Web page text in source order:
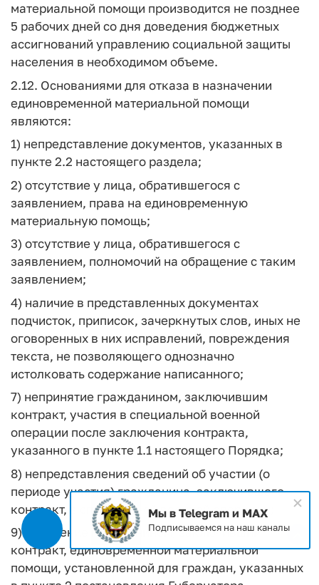
материальной помощи производится не позднее
5 рабочих дней со дня доведения бюджетных
ассигнований управлению социальной защиты
населения в необходимом объеме.
2.12. Основаниями для отказа в назначении
единовременной материальной помощи
являются:
1) непредставление документов, указанных в
пункте 2.2 настоящего раздела;
2) отсутствие у лица, обратившегося с
заявлением, права на единовременную
материальную помощь;
3) отсутствие у лица, обратившегося с
заявлением, полномочий на обращение с таким
заявлением;
4) наличие в представленных документах
подчисток, приписок, зачеркнутых слов, иных не
оговоренных в них исправлений, повреждения
текста, не позволяющего однозначно
истолковать содержание написанного;
7) непринятие гражданином, заключившим
контракт, участия в специальной военной
операции после заключения контракта,
указанного в пункте 1.1 настоящего Порядка;
8) непредставления сведений об участии (о
периоде участия) гражданина, заключившего
контракт, в специальной военной операции;
9) получение гражданином, заключившим
контракт, единовременной материальной
помощи, установленной для граждан, указанных
Мы в Telegram и MAX
Подписываемся на наш каналы